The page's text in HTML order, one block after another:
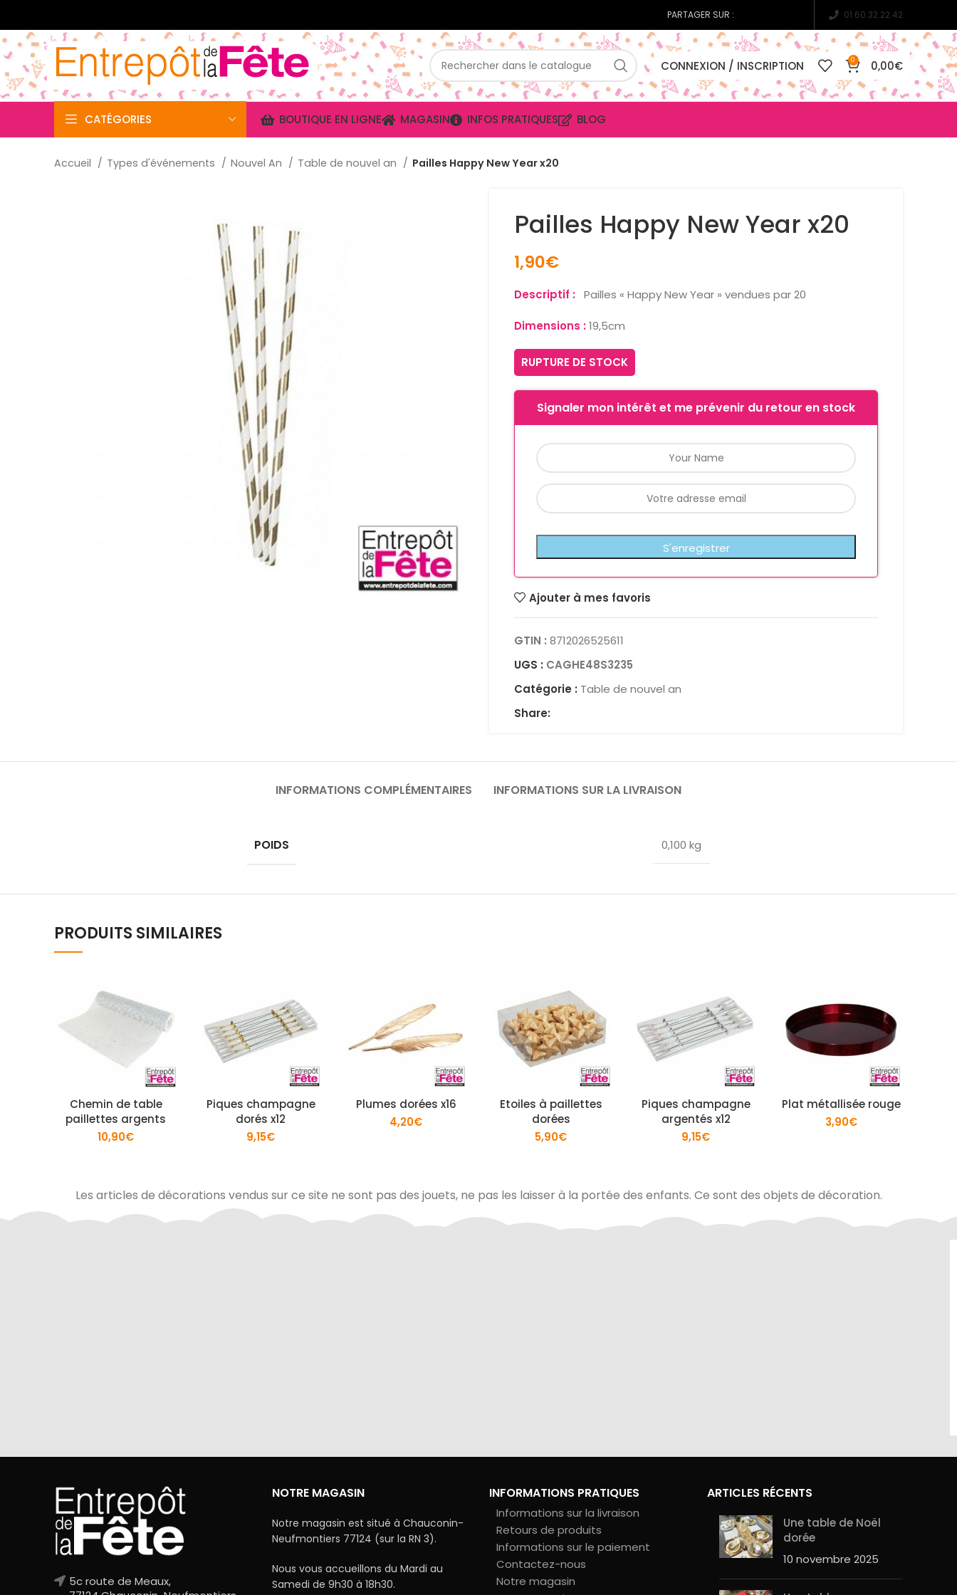
PARTAGER SUR : 01.60.32.22.42
CONNEXION / INSCRIPTION 0 0,00€
CATÉGORIES BOUTIQUE EN LIGNE MAGASIN INFOS PRATIQUES BLOG
Accueil Types d'événements Nouvel An Table de nouvel an Pailles Happy New Year x20
Pailles Happy New Year x20
1,90€
Descriptif : Pailles « Happy New Year » vendues par 20
Dimensions :19,5cm
RUPTURE DE STOCK
Signaler mon intérêt et me prévenir du retour en stock
Ajouter à mes favoris
GTIN : 8712026525611
UGS : CAGHE48S3235
Catégorie : Table de nouvel an
Share:
INFORMATIONS COMPLÉMENTAIRES INFORMATIONS SUR LA LIVRAISON
POIDS 0,100 kg
PRODUITS SIMILAIRES
Chemin de table
paillettes argents
10,90€
Piques champagne
dorés x12
9,15€
Plumes dorées x16
4,20€
Etoiles à paillettes
dorées
5,90€
Piques champagne
argentés x12
9,15€
Plat métallisée rouge
3,90€
Les articles de décorations vendus sur ce site ne sont pas des jouets, ne pas les laisser à la portée des enfants. Ce sont des objets de décoration.
5c route de Meaux,
NOTRE MAGASIN
Notre magasin est situé à Chauconin-
Neufmontiers 77124 (sur la RN 3).
Nous vous accueillons du Mardi au
Samedi de 9h30 à 18h30.
INFORMATIONS PRATIQUES
Informations sur la livraison
Retours de produits
Informations sur le paiement
Contactez-nous
Notre magasin
ARTICLES RÉCENTS
Une table de Noël
dorée
10 novembre 2025